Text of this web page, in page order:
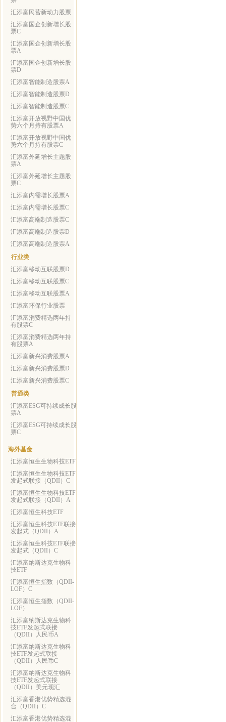
汇添富民营新动力股票
汇添富国企创新增长股
票C
汇添富国企创新增长股
票A
汇添富国企创新增长股
票D
汇添富智能制造股票A
汇添富智能制造股票D
汇添富智能制造股票C
汇添富开放视野中国优
势六个月持有股票A
汇添富开放视野中国优
势六个月持有股票C
汇添富外延增长主题股
票A
汇添富外延增长主题股
票C
汇添富内需增长股票A
汇添富内需增长股票C
汇添富高端制造股票C
汇添富高端制造股票D
汇添富高端制造股票A
行业类
汇添富移动互联股票D
汇添富移动互联股票C
汇添富移动互联股票A
汇添富环保行业股票
汇添富消费精选两年持
有股票C
汇添富消费精选两年持
有股票A
汇添富新兴消费股票A
汇添富新兴消费股票D
汇添富新兴消费股票C
普通类
汇添富ESG可持续成长股
票A
汇添富ESG可持续成长股
票C
海外基金
汇添富恒生生物科技ETF
汇添富恒生生物科技ETF
发起式联接（QDII）C
汇添富恒生生物科技ETF
发起式联接（QDII）A
汇添富恒生科技ETF
汇添富恒生科技ETF联接
发起式（QDII）A
汇添富恒生科技ETF联接
发起式（QDII）C
汇添富纳斯达克生物科
技ETF
汇添富恒生指数（QDII-
LOF）C
汇添富恒生指数（QDII-
LOF）
汇添富纳斯达克生物科
技ETF发起式联接
（QDII）人民币A
汇添富纳斯达克生物科
技ETF发起式联接
（QDII）人民币C
汇添富纳斯达克生物科
技ETF发起式联接
（QDII）美元现汇
汇添富香港优势精选混
合（QDII）C
汇添富香港优势精选混